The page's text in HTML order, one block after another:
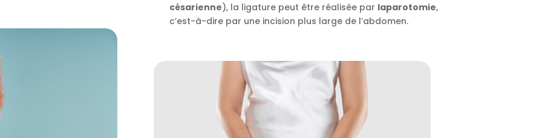
césarienne), la ligature peut être réalisée par laparotomie,
c’est-à-dire par une incision plus large de l’abdomen.